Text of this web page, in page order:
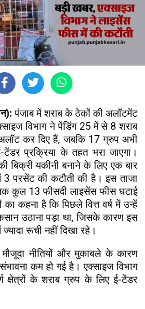
पंजाब में शराब के ठेकों की अलॉटमेंट
विभाग ने पेंडिंग 25 में से 8 शराब
कर दिए हैं, जबकि 17 ग्रुप अभी
टेंडर प्रक्रिया के तहत भरा जाएगा।
बिक्री यकीनी बनाने के लिए एक बार
परसेंट की कटौती की है। इस ताजा
कुल 13 फीसदी लाइसेंस फीस घटाई
कहना है कि पिछले वित्त वर्ष में उन्हें
उठाना पड़ा था, जिसके कारण इस
रूची नहीं दिखा रहे।
नीतियों और मुकाबले के कारण
कम हो गई है। एक्साइज विभाग
क्षेत्रों के शराब ग्रुप के लिए ई-टेंडर